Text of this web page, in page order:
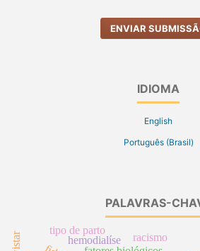
ENVIAR
IDIOMA
English
Português (Brasil)
PALAVRAS-
hemodialíse racismo
tipo de parto